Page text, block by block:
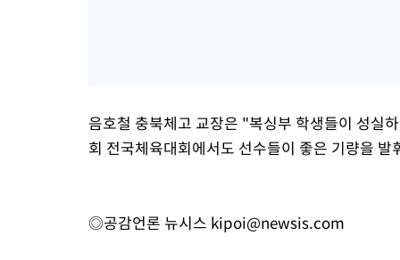
음호철 충북체고 교장은 "복싱부 학생들이 성실
회 전국체육대회에서도 선수들이 좋은 기량을
◎공감언론 뉴시스 kipoi@newsis.com